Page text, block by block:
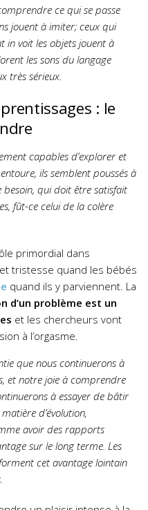
ce qui se passe
jouent à imiter; ceux qui
in voit les objets jouent à
les sons du langage
très sérieux.
: le
capables d’explorer et
ils semblent poussés à
qui doit être satisfait
fût-ce celui de la colère
primordial dans
tristesse quand les bébés
quand ils y parviennent. La
d’un problème est un
et les chercheurs vont
à l’orgasme.
que nous continuerons à
et notre joie à comprendre
à essayer de bâtir
d’évolution,
avoir des rapports
sur le long terme. Les
cet avantage lointain